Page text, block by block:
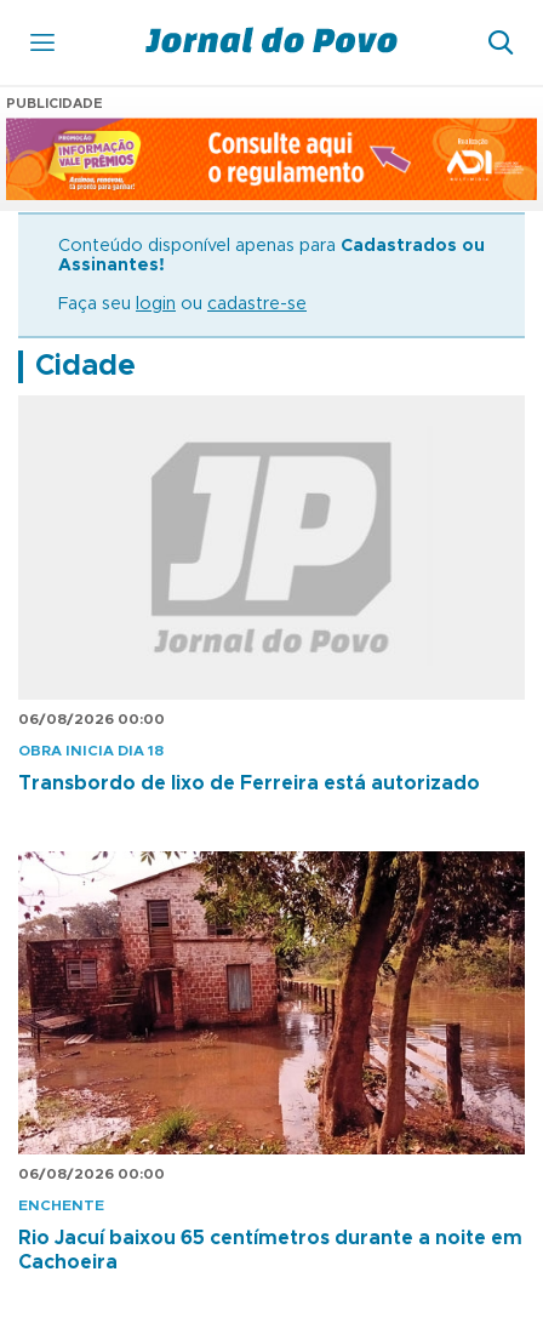
PUBLICIDADE
Conteúdo disponível apenas para Cadastrados ou
Assinantes!
Faça seu login ou cadastre-se
Cidade
06/08/2026 00:00
OBRA INICIA DIA 18
Transbordo de lixo de Ferreira está autorizado
06/08/2026 00:00
ENCHENTE
Rio Jacuí baixou 65 centímetros durante a noite em
Cachoeira